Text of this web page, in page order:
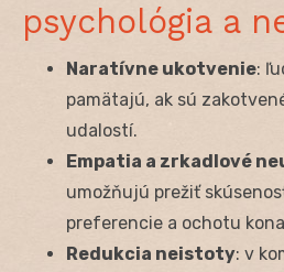
psychológia a
Naratívne ukotvenie:
pamätajú, ak sú
udalostí.
Empatia a zrkadlové
umožňujú prežiť
preferencie a ochotu
Redukcia neistoty: v